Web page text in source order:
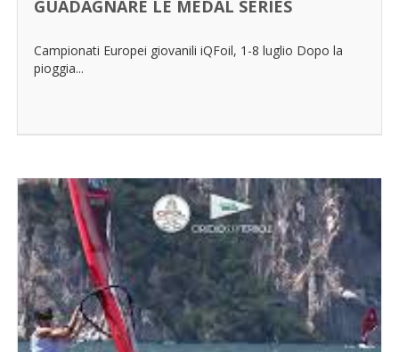
GUADAGNARE LE MEDAL SERIES
Campionati Europei giovanili iQFoil, 1-8 luglio Dopo la
pioggia...